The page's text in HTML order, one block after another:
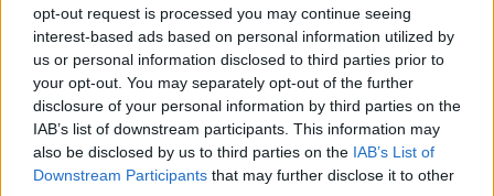
opt-out request is processed you may continue seeing
interest-based ads based on personal information utilized by
us or personal information disclosed to third parties prior to
your opt-out. You may separately opt-out of the further
disclosure of your personal information by third parties on the
IAB’s list of downstream participants. This information may
also be disclosed by us to third parties on the IAB’s List of
Downstream Participants that may further disclose it to other
Η συνάντηση των δύο πραγματοποιήθηκε λίγο
πριν η κυβέρνηση παρουσιάσει το νομοθετικό της
πρόγραμμα μέσω τηςKing’s Speech, που
σηματοδοτεί την έναρξη της νέας
κοινοβουλευτικής περιόδου. Η επόμενη κίνηση
του Στρίτινγκ αναμένεται με ιδιαίτερο ενδιαφέρον